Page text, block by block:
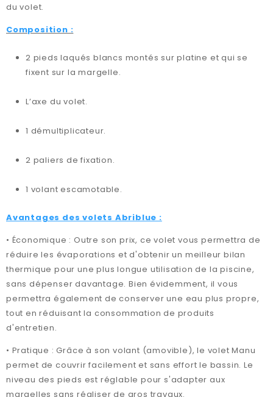
du volet.
Composition :
2 pieds laqués blancs montés sur platine et qui se
fixent sur la margelle.
L’axe du volet.
1 démultiplicateur.
2 paliers de fixation.
1 volant escamotable.
Avantages des volets Abriblue :
• Économique : Outre son prix, ce volet vous permettra de
réduire les évaporations et d'obtenir un meilleur bilan
thermique pour une plus longue utilisation de la piscine,
sans dépenser davantage. Bien évidemment, il vous
permettra également de conserver une eau plus propre,
tout en réduisant la consommation de produits
d'entretien.
• Pratique : Grâce à son volant (amovible), le volet Manu
permet de couvrir facilement et sans effort le bassin. Le
niveau des pieds est réglable pour s'adapter aux
margelles sans réaliser de gros travaux.